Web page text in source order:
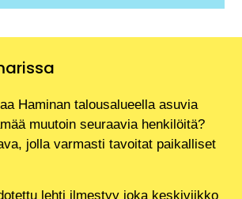
Haminan talousalueella asuvia
muutoin seuraavia henkilöitä?
jolla varmasti tavoitat paikalliset
lehti ilmestyy joka keskiviikko